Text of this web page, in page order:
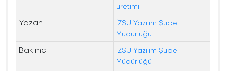
uretimi
Yazan
İZSU Yazılım Şube
Müdürlüğü
Bakımcı
İZSU Yazılım Şube
Müdürlüğü